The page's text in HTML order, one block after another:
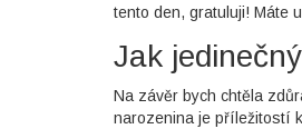
tento den, gratuluji! Máte
Jak
Na závěr bych chtěla
narozenina je příležitostí